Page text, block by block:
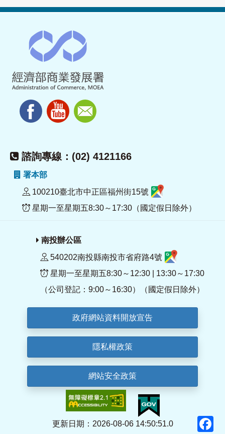
諮詢專線：(02) 4121166
署本部
100210臺北市中正區福州街15號
星期一至星期五8:30～17:30（國定假日除外）
南投辦公區
540202南投縣南投市省府路4號
星期一至星期五8:30～12:30 | 13:30～17:30
（公司登記：9:00～16:30）（國定假日除外）
政府網站資料開放宣告
隱私權政策
網站安全政策
更新日期：2026-08-06 14:50:51.0